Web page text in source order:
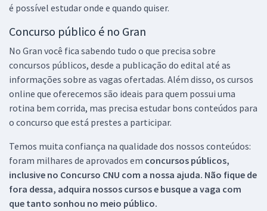
é possível estudar onde e quando quiser.
Concurso público é no Gran
No Gran você fica sabendo tudo o que precisa sobre
concursos públicos, desde a publicação do edital até as
informações sobre as vagas ofertadas. Além disso, os cursos
online que oferecemos são ideais para quem possui uma
rotina bem corrida, mas precisa estudar bons conteúdos para
o concurso que está prestes a participar.
Temos muita confiança na qualidade dos nossos conteúdos:
foram milhares de aprovados em concursos públicos,
inclusive no Concurso CNU com a nossa ajuda. Não fique de
fora dessa, adquira nossos cursos e busque a vaga com
que tanto sonhou no meio público.